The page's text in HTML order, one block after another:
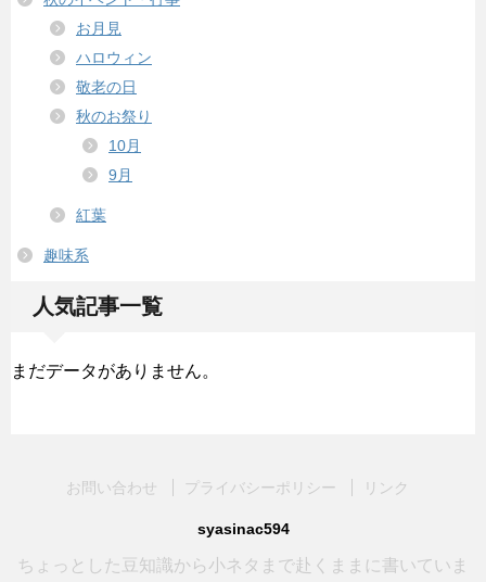
お月見
ハロウィン
敬老の日
秋のお祭り
10月
9月
紅葉
趣味系
人気記事一覧
まだデータがありません。
お問い合わせ プライバシーポリシー リンク
syasinac594
ちょっとした豆知識から小ネタまで赴くままに書いていま